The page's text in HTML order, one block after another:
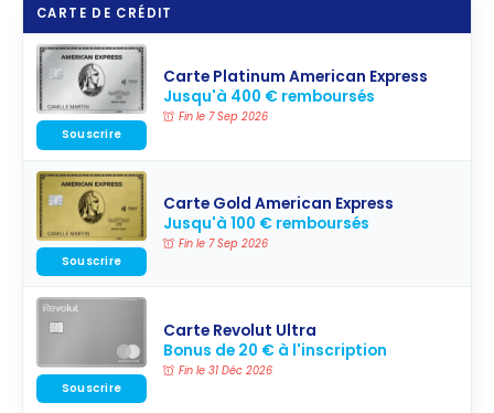
CARTE DE CRÉDIT
Carte Platinum American Express
Jusqu'à 400 € remboursés
Fin le 7 Sep 2026
Souscrire
Carte Gold American Express
Jusqu'à 100 € remboursés
Fin le 7 Sep 2026
Souscrire
Carte Revolut Ultra
Bonus de 20 € à l'inscription
Fin le 31 Déc 2026
Souscrire